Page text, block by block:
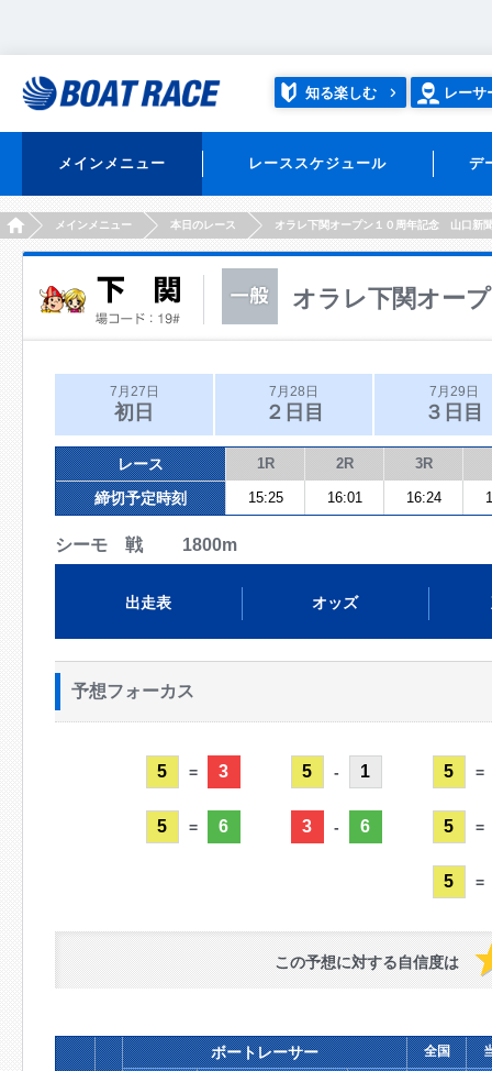
知る楽しむ レーサ
メインメニュー レーススケジュール デ
HOMEメインメニュー 本日のレース オラレ下関オープン１０周年記念 山口新
オラレ下関オー
7月27日
初日
7月28日
２日目
7月29日
３日目
レース 1R 2R 3R
締切予定時刻 15:25 16:01 16:24
シーモ 戦 1800m
出走表 オッズ
予想フォーカス
5 = 3
5 = 6
5 - 1
3 - 6
5 =
5 =
5 =
この予想に対する自信度は
ボートレーサー 全国